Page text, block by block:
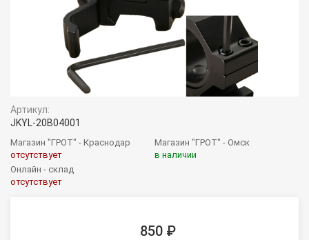
Артикул:
JKYL-20B04001
Магазин "ГРОТ" - Краснодар
отсутствует
Магазин "ГРОТ" - Омск
в наличии
Онлайн - склад
отсутствует
850 ₽